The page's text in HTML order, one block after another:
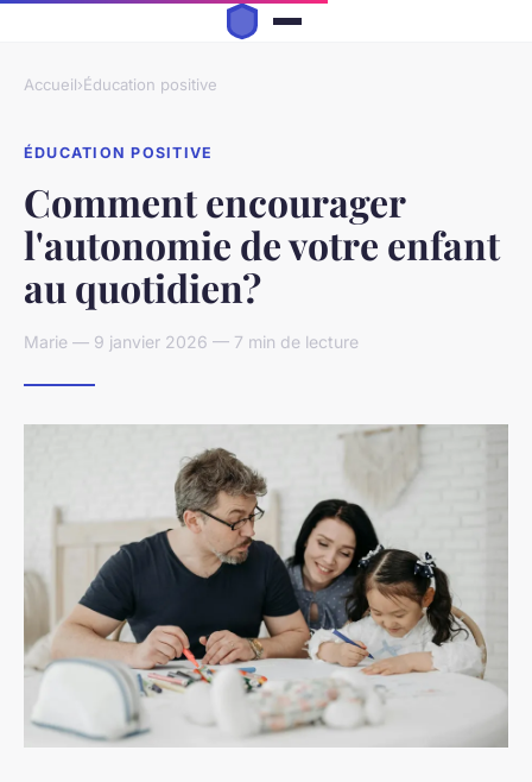
Accueil›Éducation positive
ÉDUCATION POSITIVE
Comment encourager
l'autonomie de votre enfant
au quotidien?
Marie — 9 janvier 2026 — 7 min de lecture